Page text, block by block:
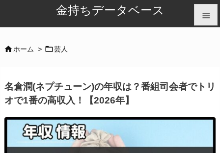
金持ちデータベース 


ホーム > 芸人
名倉潤(ネプチューン)の年収は？番組司会者でトリ
オで1番の高収入！【2026年】